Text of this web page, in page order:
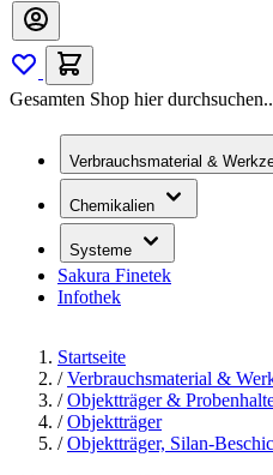
Gesamten Shop hier
Verbrauchsmaterial &
Chemikalien
Systeme
Sakura Finetek
Infothek
Startseite
/ Verbrauchsmaterial &
/ Objektträger &
/ Objektträger
/ Objektträger, Silan-